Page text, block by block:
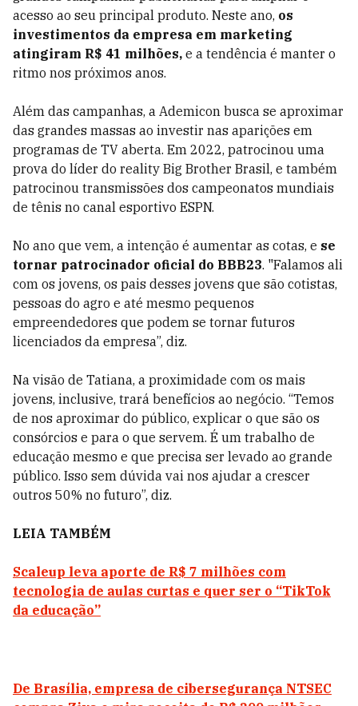
acesso ao seu principal produto. Neste ano, os
investimentos da empresa em marketing
atingiram R$ 41 milhões, e a tendência é manter o
ritmo nos próximos anos.
Além das campanhas, a Ademicon busca se aproximar
das grandes massas ao investir nas aparições em
programas de TV aberta. Em 2022, patrocinou uma
prova do líder do reality Big Brother Brasil, e também
patrocinou transmissões dos campeonatos mundiais
de tênis no canal esportivo ESPN.
No ano que vem, a intenção é aumentar as cotas, e se
tornar patrocinador oficial do BBB23. "Falamos ali
com os jovens, os pais desses jovens que são cotistas,
pessoas do agro e até mesmo pequenos
empreendedores que podem se tornar futuros
licenciados da empresa”, diz.
Na visão de Tatiana, a proximidade com os mais
jovens, inclusive, trará benefícios ao negócio. “Temos
de nos aproximar do público, explicar o que são os
consórcios e para o que servem. É um trabalho de
educação mesmo e que precisa ser levado ao grande
público. Isso sem dúvida vai nos ajudar a crescer
outros 50% no futuro”, diz.
LEIA TAMBÉM
Scaleup leva aporte de R$ 7 milhões com
tecnologia de aulas curtas e quer ser o “TikTok
da educação”
De Brasília, empresa de cibersegurança NTSEC